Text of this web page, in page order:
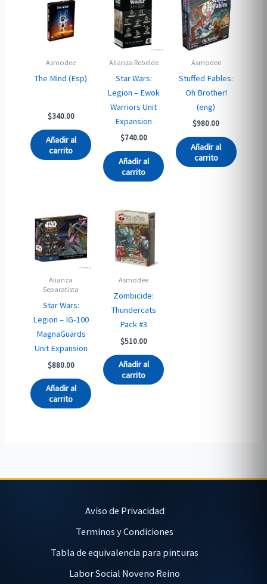
Asmodee
The Mind (Esp)
$340.00
Añadir al
carrito
Alianza Rebelde
Star Wars:
Legion – Ewok
Warriors Unit
Expansion
$740.00
Añadir al
carrito
Asmodee
Stuffed Fables:
Oh Brother!
(eng)
$980.00
Añadir al
carrito
Alianza
Separatista
Star Wars:
Legion – IG-100
MagnaGuards
Unit Expansion
$880.00
Añadir al
carrito
Asmodee
Zombicide:
Thundercats
Pack #3
$510.00
Añadir al
carrito
Aviso de Privacidad
Terminos y Condiciones
Tabla de equivalencia para pinturas
Labor Social Noveno Reino